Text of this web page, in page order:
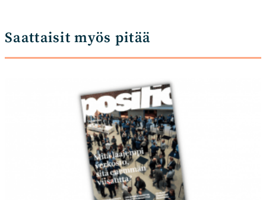
Saattaisit myös pitää